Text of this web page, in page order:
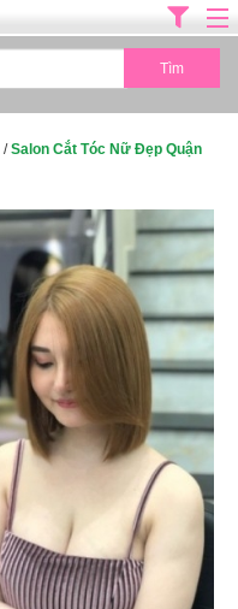
/Salon Cắt Tóc Nữ Đẹp Quận